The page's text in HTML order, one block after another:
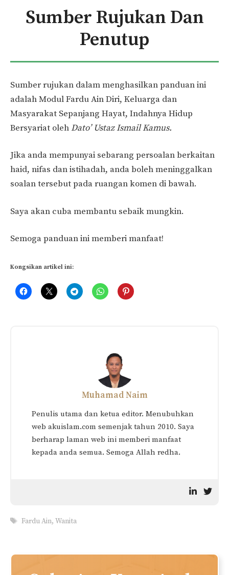
Sumber Rujukan Dan
Penutup
Sumber rujukan dalam menghasilkan panduan ini
adalah Modul Fardu Ain Diri, Keluarga dan
Masyarakat Sepanjang Hayat, Indahnya Hidup
Bersyariat olehDato’ Ustaz Ismail Kamus.
Jika anda mempunyai sebarang persoalan berkaitan
haid, nifas dan istihadah, anda boleh meninggalkan
soalan tersebut pada ruangan komen di bawah.
Saya akan cuba membantu sebaik mungkin.
Semoga panduan ini memberi manfaat!
Kongsikan artikel ini:
Qada Solat Bagi Wanita:
Haid, Nifas & Istihadah
ISTIHADAH: Hukum &
Penjelasan Lengkap
(Berserta Contoh)
Asas Lengkap)